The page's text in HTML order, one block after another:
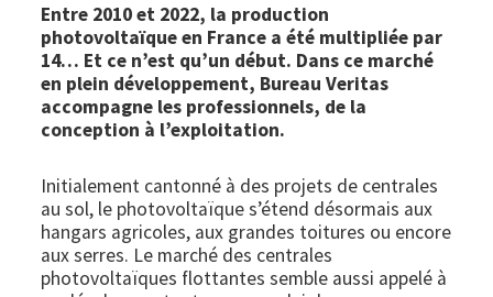
Entre 2010 et 2022, la production
photovoltaïque en France a été multipliée par
14… Et ce n’est qu’un début. Dans ce marché
en plein développement, Bureau Veritas
accompagne les professionnels, de la
conception à l’exploitation.
Initialement cantonné à des projets de centrales
au sol, le photovoltaïque s’étend désormais aux
hangars agricoles, aux grandes toitures ou encore
aux serres. Le marché des centrales
photovoltaïques flottantes semble aussi appelé à